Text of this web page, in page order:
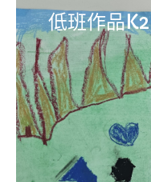
低班作品K2